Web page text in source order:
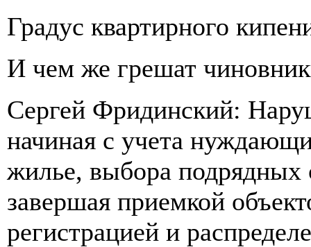
Градус квартирного
И чем же грешат
Сергей Фридинский:
начиная с учета
жилье, выбора подрядных
завершая приемкой
регистрацией и